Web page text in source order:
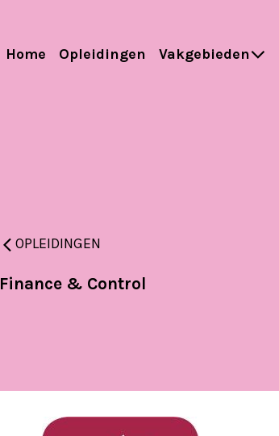
Home Opleidingen Vakgebieden
OPLEIDINGEN
Finance & Control